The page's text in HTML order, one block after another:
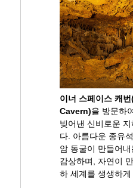
이너 스페이스 캐
Cavern)을 방문하
빚어낸 신비로운
다. 아름다운 종유
암 동굴이 만들어
감상하며, 자연이
하 세계를 생생하게